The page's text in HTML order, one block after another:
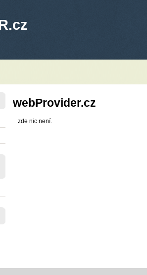
webProvider.cz
zde nic není.